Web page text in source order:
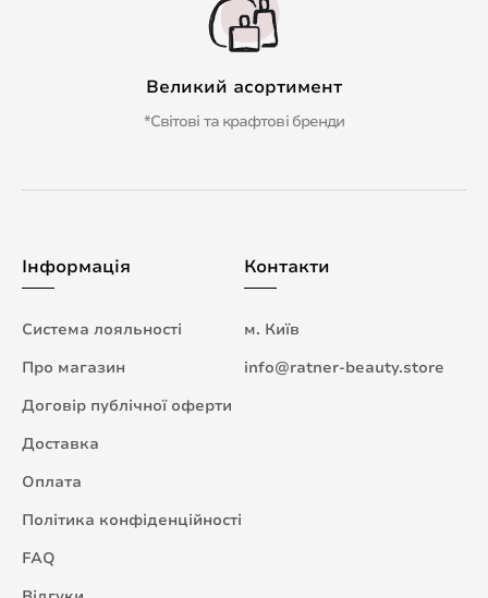
Великий асортимент
*Світові та крафтові бренди
Інформація
Система лояльності
Про магазин
Договір публічної оферти
Доставка
Оплата
Політика конфіденційності
FAQ
Контакти
м. Київ
info@ratner-beauty.store